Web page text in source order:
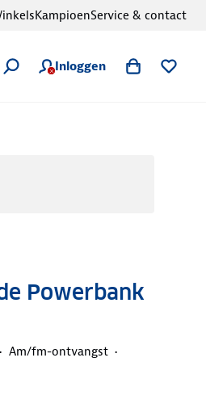
Inloggen
KampioenService & contact
Powerbank
Am/fm-ontvangst